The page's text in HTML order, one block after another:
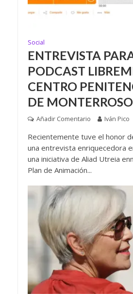
Social
ENTREVISTA
PODCAST
CENTRO
DE MONTERROSO
Añadir Comentario Iván Pico
Recientemente tuve el honor
una entrevista enriquecedora
una iniciativa de Aliad Utreia
Plan de Animación...